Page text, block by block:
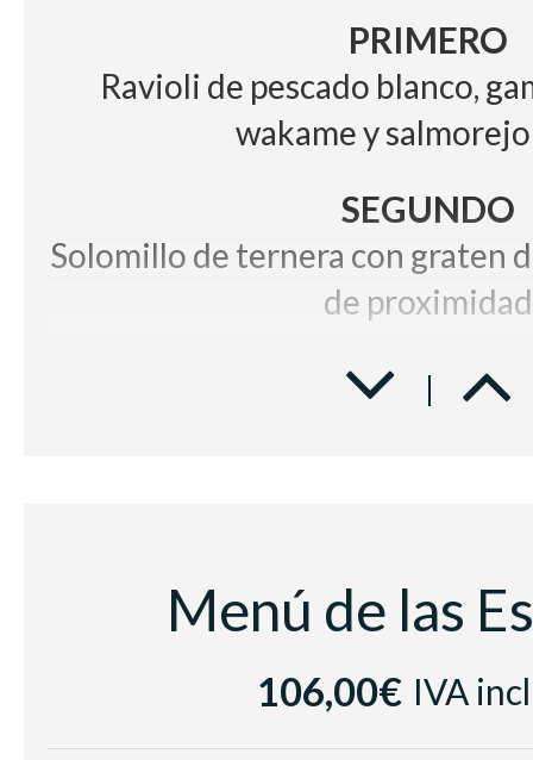
PRIMERO
Ravioli de pescado blanco,
wakame y
SEGUNDO
Solomillo de ternera con graten
de proximidad
POSTRE
Vino Tinto Raimat Clamor D.O
Cerveza con y sin alcohol,
Café e
Menú de las
106,00€ IVA